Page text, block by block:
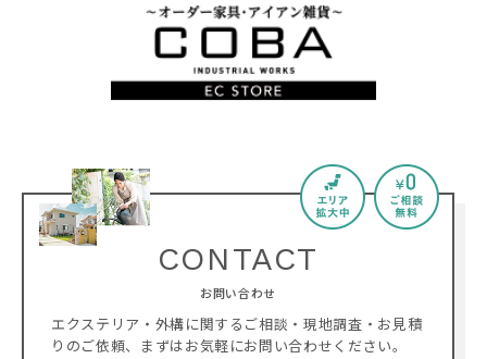
CONTACT
お問い合わせ
エクステリア・外構に関するご相談・現地調査・お見積
りのご依頼、
まずはお気軽にお問い合わせください。